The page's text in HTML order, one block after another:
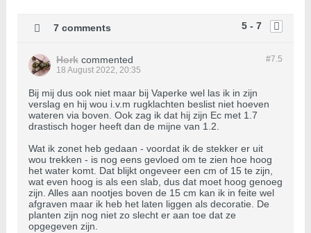
5 - 7
7 comments
#7.5
Hork commented
18 August 2022, 20:35
Bij mij dus ook niet maar bij Vaperke wel las ik in zijn
verslag en hij wou i.v.m rugklachten beslist niet hoeven
wateren via boven. Ook zag ik dat hij zijn Ec met 1.7
drastisch hoger heeft dan de mijne van 1.2.
Wat ik zonet heb gedaan - voordat ik de stekker er uit
wou trekken - is nog eens gevloed om te zien hoe hoog
het water komt. Dat blijkt ongeveer een cm of 15 te zijn,
wat even hoog is als een slab, dus dat moet hoog genoeg
zijn. Alles aan nootjes boven de 15 cm kan ik in feite wel
afgraven maar ik heb het laten liggen als decoratie. De
planten zijn nog niet zo slecht er aan toe dat ze
opgegeven zijn.